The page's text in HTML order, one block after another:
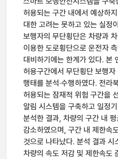
허용되는 구간 내에서 예상하
대한 고려는 못하고 있는 실정
보행자의 무단횡단은 차량과
이용한 도로횡단으로 운전자
대비하기에는 한계가 있다. 본
허용구간에서 무단횡단 보행
행태를 분석·수행하였다. 전라
허용되는 잠재적 위험 구간을
알림 시스템을 구축하고 일정
분석한 결과, 차량의 구간 내
감소하였으며, 구간 내 제한속
것으로 나타났다. 분석 결과 시
차량의 속도 저감 및 제한속도